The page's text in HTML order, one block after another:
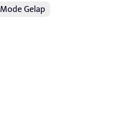
Mode Gelap